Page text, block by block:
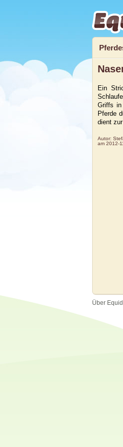
Equidan
Ein
Griffs in
Pferde
dient
Autor:
am 2012-
Über